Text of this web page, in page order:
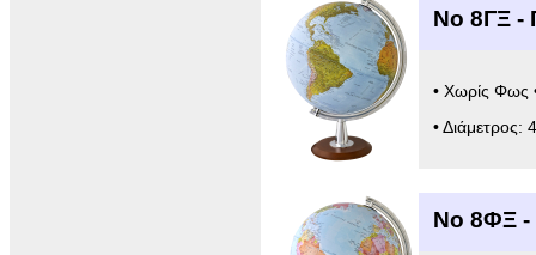
Νο 8ΓΞ -
• Χωρίς Φως
•
Νο 8ΦΞ -